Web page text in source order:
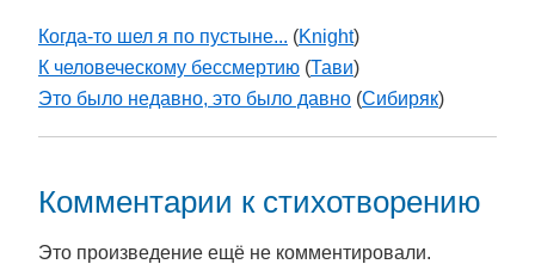
Когда-то шел я по пустыне... (Knight)
К человеческому бессмертию (Тави)
Это было недавно, это было давно (Cибиряк)
Комментарии к стихотворению
Это произведение ещё не комментировали.